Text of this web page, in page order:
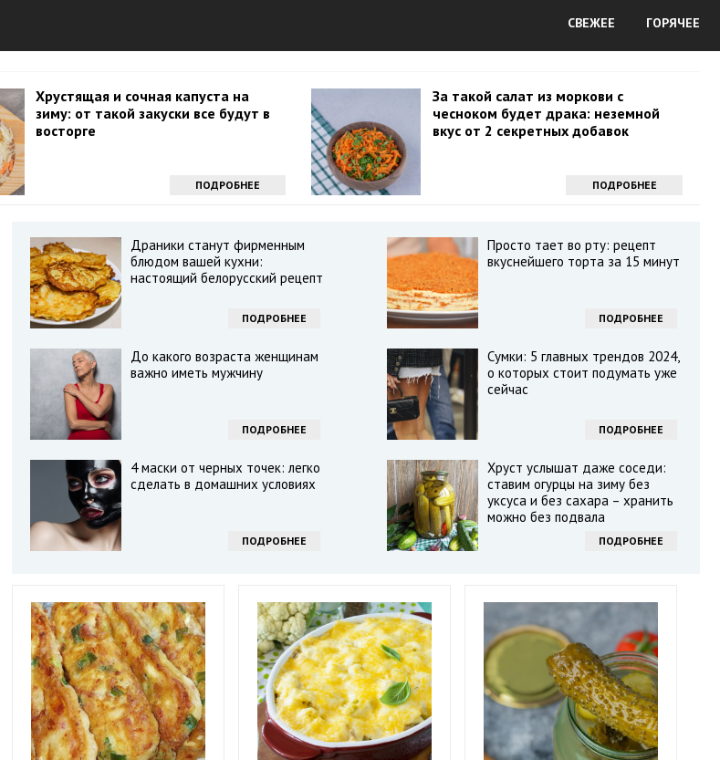
СВЕЖЕЕ ГОРЯЧЕЕ
Хрустящая и сочная капуста на
зиму: от такой закуски все будут в
восторге
ПОДРОБНЕЕ
За такой салат из моркови с
чесноком будет драка: неземной
вкус от 2 секретных добавок
ПОДРОБНЕЕ
Драники станут фирменным
блюдом вашей кухни:
настоящий белорусский рецепт
ПОДРОБНЕЕ
Просто тает во рту: рецепт
вкуснейшего торта за 15 минут
ПОДРОБНЕЕ
До какого возраста женщинам
важно иметь мужчину
ПОДРОБНЕЕ
Сумки: 5 главных трендов 2024,
о которых стоит подумать уже
сейчас
ПОДРОБНЕЕ
4 маски от черных точек: легко
сделать в домашних условиях
ПОДРОБНЕЕ
Хруст услышат даже соседи:
ставим огурцы на зиму без
уксуса и без сахара – хранить
можно без подвала
ПОДРОБНЕЕ